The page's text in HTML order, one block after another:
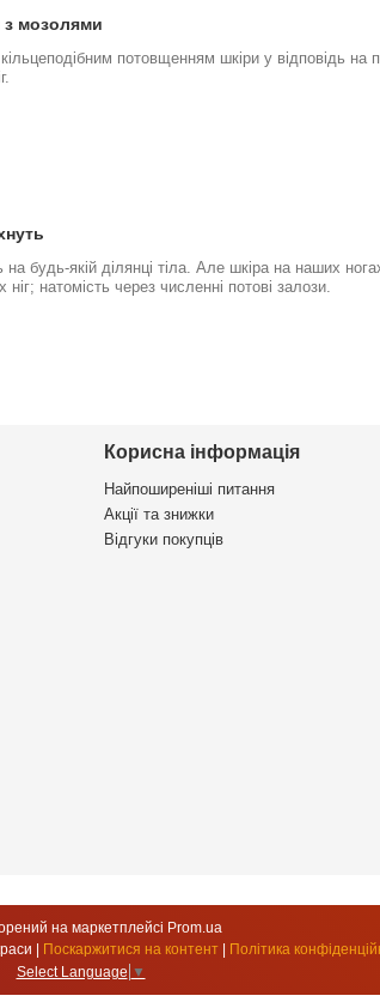
з мозолями
потовщенням шкіри у відповідь
будь-якій ділянці тіла. Але шкіра на наших
натомість через численні потові залози.
Корисна інформація
Найпоширеніші питання
Акції та знижки
Відгуки покупців
на маркетплейсі Prom.ua
Поскаржитися на контент
Політика
Select Language ▼